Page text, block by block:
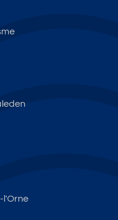
l'Orne